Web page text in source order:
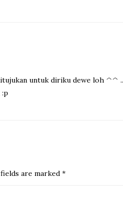
untuk diriku dewe loh ^^
are marked *